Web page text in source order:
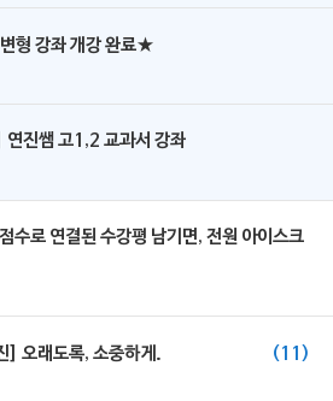
형 강좌 개강 완료★
연진쌤 고1,2 교과서 강좌
수로 연결된 수강평 남기면, 전원 아이스크
오래도록, 소중하게. (11)